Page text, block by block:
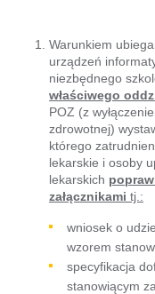
Warunkiem
urządzeń
niezbędnego
właściwego
POZ (z
zdrowotnej)
którego
lekarskie i osoby
lekarskich
załącznikami tj.:
wniosek o
wzorem
specyfikacja
stanowiącym